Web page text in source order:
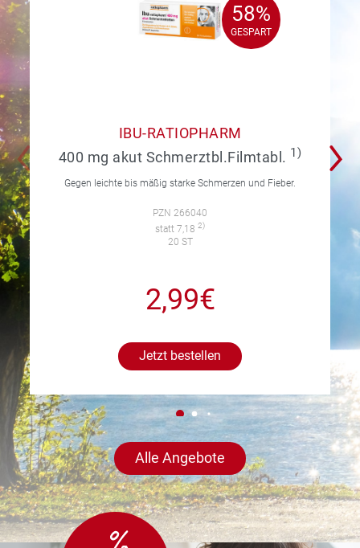
58%
GESPART
58%
GESPART
IBU-RATIOPHARM
400 mg akut Schmerztbl.Filmtabl. 1)
Gegen leichte bis mäßig starke Schmerzen und Fieber.
PZN 266040
statt 7,18 2)
20 ST
2,99€
Jetzt bestellen
Alle Angebote